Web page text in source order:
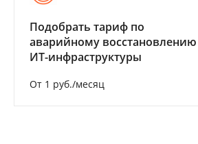
Подобрать тариф по
аварийному восстановлению
ИТ-инфраструктуры
От 1 руб./месяц